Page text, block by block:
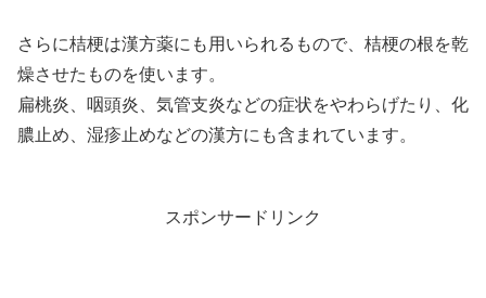
さらに桔梗は漢方薬にも用いられるもので、桔梗の根を乾
燥させたものを使います。
扁桃炎、咽頭炎、気管支炎などの症状をやわらげたり、化
膿止め、湿疹止めなどの漢方にも含まれています。
スポンサードリンク